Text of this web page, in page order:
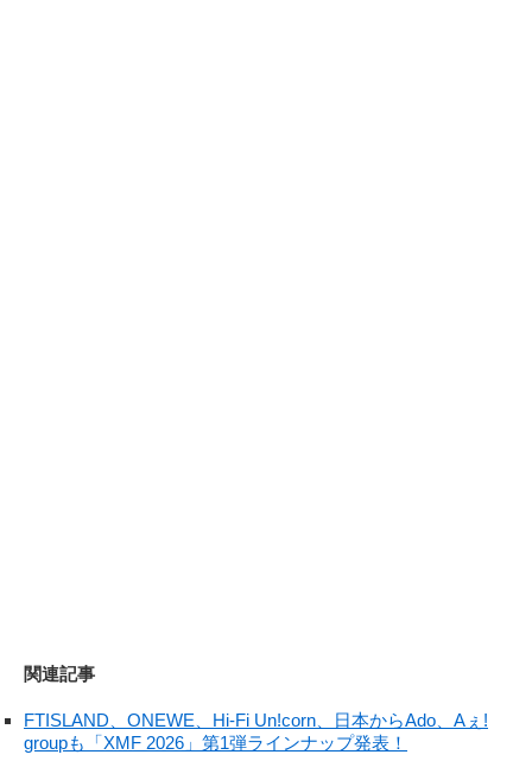
関連記事
FTISLAND、ONEWE、Hi-Fi Un!corn、日本からAdo、Aぇ!
groupも「XMF 2026」第1弾ラインナップ発表！